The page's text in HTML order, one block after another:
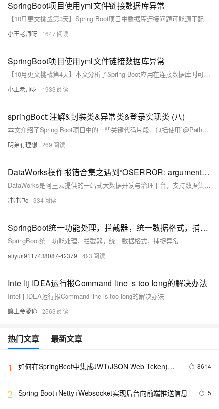
SpringBoot项目使用yml文件链接数据库异常
【10月更文挑战第3天】Spring Boot项目中数据库连接问题可能源于配置错误或依赖缺失。YAML配置文件的格式不正确，如缩进错误，会导致解析失败；而数据库驱动不匹配、连接字符串或认证信息错误同样引发连接异常。解决方法包括检查并修正YAML格式，确认配置属性无误，以及添加正确的数据库驱动依赖。利用日志记录和异常信息分析可辅助问题排查。
小王老师呀 1647
SpringBoot项目使用yml文件链接数据库异常
【10月更文挑战第4天】本文分析了Spring Boot应用在连接数据库时可能遇到的问题及其解决方案。主要从四个方面探讨：配置文件格式错误、依赖缺失或版本不兼容、数据库服务问题、配置属性未正确注入。针对这些问题，提供了详细的检查方法和调试技巧，如检查YAML格式、验证依赖版本、确认数据库服务状态及用户权限，并通过日志和断点调试定位问题。
小王老师呀 1933
springBoot:注解&封装类&异常类&登录实现类 (八)
本文介绍了Spring Boot项目中的一些关键代码片段，包括使用`@PathVariable`绑定路径参数、创建封装类Result和异常处理类GlobalException、定义常量接口Constants、自定义异常ServiceException以及实现用户登录功能。通过这些代码，展示了如何构建RESTful API，处理请求参数，统一返回结果格式，以及全局异常处理等核心功能。
明弟有理想 269
DataWorks操作报错合集之遇到“OSERROR: argument list too long”的错误，该如何处理
DataWorks是阿里云提供的一站式大数据开发与治理平台，支持数据集成、数据开发、数据服务、数据质量管理、数据安全管理等全流程数据处理。在使用DataWorks过程中，可能会遇到各种操作报错。以下是一些常见的报错情况及其可能的原因和解决方法。
冲冲冲c 334
SpringBoot统一功能处理，拦截器，统一数据格式，捕捉异常
SpringBoot统一功能处理，拦截器，统一数据格式，捕捉异常
aliyun9117438087-42379 493
Intellij IDEA运行报Command line is too long的解决办法
Intellij IDEA运行报Command line is too long的解决办法
讓丄帝愛伱 2563
热门文章 最新文章
1
如何在SpringBoot中集成JWT(JSON Web Token)鉴
8614
2 Spring Boot+Netty+Websocket实现后台向前端推送信息 5